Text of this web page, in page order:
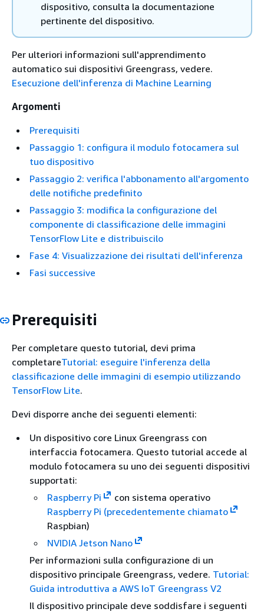
dispositivo, consulta la documentazione
pertinente del dispositivo.
Per ulteriori informazioni sull'apprendimento
automatico sui dispositivi Greengrass, vedere.
Esecuzione dell'inferenza di Machine Learning
Argomenti
Prerequisiti
Passaggio 1: configura il modulo fotocamera sul
tuo dispositivo
Passaggio 2: verifica l'abbonamento all'argomento
delle notifiche predefinito
Passaggio 3: modifica la configurazione del
componente di classificazione delle immagini
TensorFlow Lite e distribuiscilo
Fase 4: Visualizzazione dei risultati dell'inferenza
Fasi successive
Prerequisiti
Per completare questo tutorial, devi prima
completareTutorial: eseguire l'inferenza della
classificazione delle immagini di esempio utilizzando
TensorFlow Lite.
Devi disporre anche dei seguenti elementi:
Un dispositivo core Linux Greengrass con
interfaccia fotocamera. Questo tutorial accede al
modulo fotocamera su uno dei seguenti dispositivi
supportati:
Raspberry Pi
con sistema operativo
Raspberry Pi (precedentemente chiamato
Raspbian)
NVIDIA Jetson Nano
Per informazioni sulla configurazione di un
dispositivo principale Greengrass, vedere. Tutorial:
Guida introduttiva a AWS IoT Greengrass V2
Il dispositivo principale deve soddisfare i seguenti